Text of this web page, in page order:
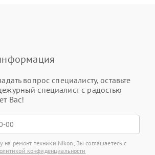
вопрос специалисту, оставьте
специалист с радостью
Вас!
на ремонт техники Nikon, Вы соглашаетесь с
конфиденциальности